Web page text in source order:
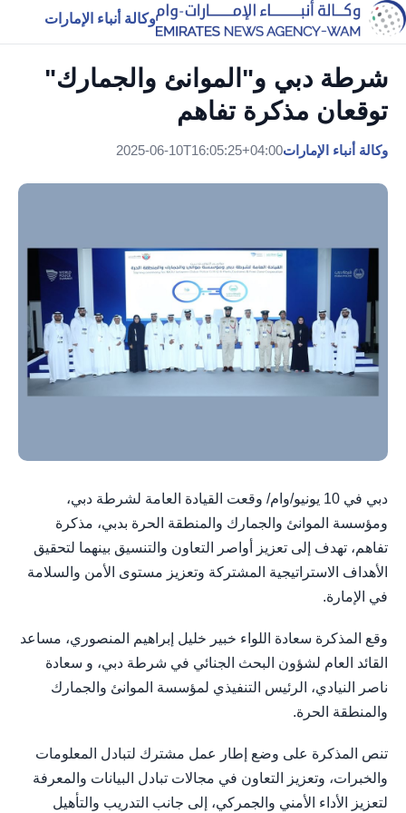
وكالة أنباء الإمارات
شرطة دبي و"الموانئ والجمارك"
توقعان مذكرة تفاهم
وكالة أنباء الإمارات2025-06-10T16:05:25+04:00
دبي في 10 يونيو/وام/ وقعت القيادة العامة لشرطة دبي،
ومؤسسة الموانئ والجمارك والمنطقة الحرة بدبي، مذكرة
تفاهم، تهدف إلى تعزيز أواصر التعاون والتنسيق بينهما لتحقيق
الأهداف الاستراتيجية المشتركة وتعزيز مستوى الأمن والسلامة
في الإمارة.
وقع المذكرة سعادة اللواء خبير خليل إبراهيم المنصوري، مساعد
القائد العام لشؤون البحث الجنائي في شرطة دبي، و سعادة
ناصر النيادي، الرئيس التنفيذي لمؤسسة الموانئ والجمارك
والمنطقة الحرة.
تنص المذكرة على وضع إطار عمل مشترك لتبادل المعلومات
والخبرات، وتعزيز التعاون في مجالات تبادل البيانات والمعرفة
لتعزيز الأداء الأمني والجمركي، إلى جانب التدريب والتأهيل